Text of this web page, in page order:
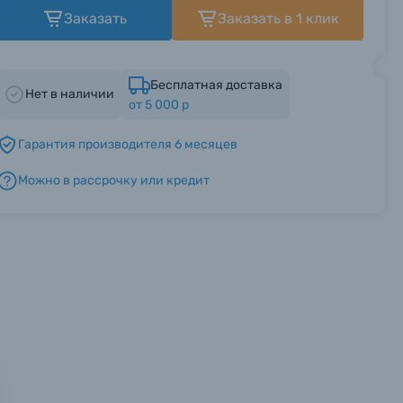
Заказать Заказать в 1 клик
Нет в наличии
Бесплатная доставка
от 5 000 р
Гарантия производителя 6 месяцев
Можно в рассрочку или кредит